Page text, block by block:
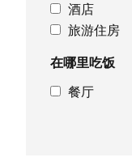
酒店
旅游住房
在哪里吃饭
餐厅